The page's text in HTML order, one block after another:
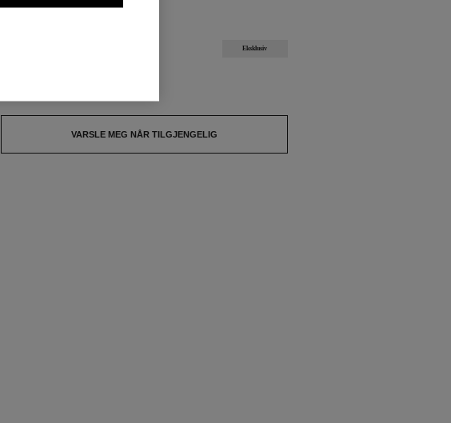
12 NYANSER TILGJENGELIG
Eksklusiv
VARSLE MEG NÅR TILGJENGELIG